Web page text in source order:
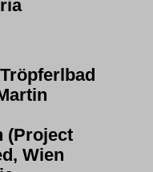
(Project
Wien